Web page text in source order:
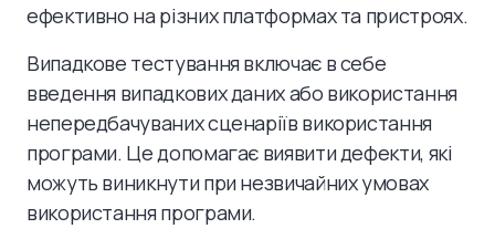
ефективно на різних платформах та пристроях.
Випадкове тестування включає в себе
введення випадкових даних або використання
непередбачуваних сценаріїв використання
програми. Це допомагає виявити дефекти, які
можуть виникнути при незвичайних умовах
використання програми.